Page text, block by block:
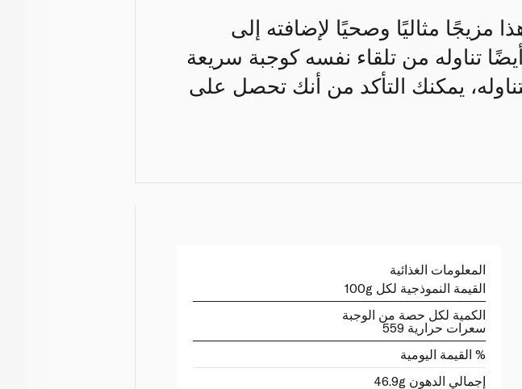
مزيجًا مثاليًا وصحيًا لإضافته إلى
تناوله من تلقاء نفسه كوجبة سريعة
يمكنك التأكد من أنك تحصل على
المعلومات الغذائية
القيمة النموذجية لكل 100g
الكمية لكل حصة من الوجبة
سعرات حرارية 559
% القيمة اليومية
إجمالي الدهون 46.9g